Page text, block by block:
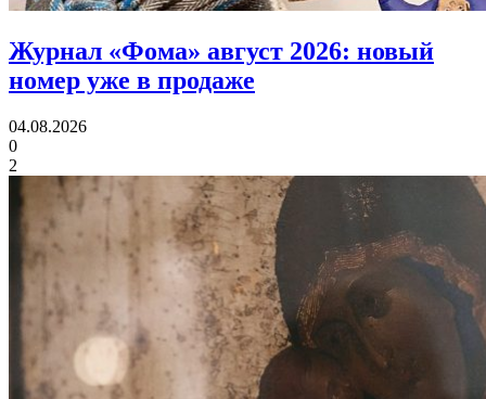
Журнал «Фома» август 2026: новый
номер уже в продаже
04.08.2026
0
2